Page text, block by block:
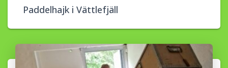
Paddelhajk i Vättlefjäll